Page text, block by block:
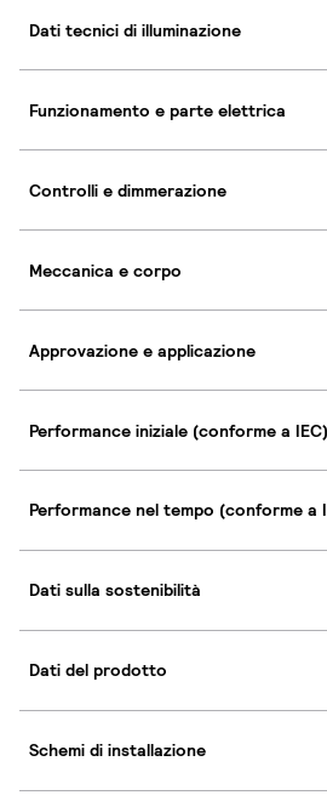
Dati tecnici di illuminazione
Funzionamento e parte elettrica
Controlli e dimmerazione
Meccanica e corpo
Approvazione e applicazione
Performance iniziale (conforme a IEC)
Performance nel tempo (conforme a
Dati sulla sostenibilità
Dati del prodotto
Schemi di installazione